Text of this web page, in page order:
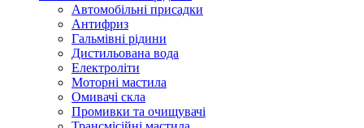
Автомобільні присадки
Антифриз
Гальмівні рідини
Дистильована вода
Електроліти
Моторні мастила
Омивачі скла
Промивки та очищувачі